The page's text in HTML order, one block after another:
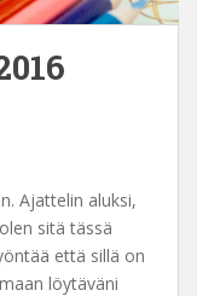
Ajattelin aluksi,
sitä tässä
että sillä on
löytäväni